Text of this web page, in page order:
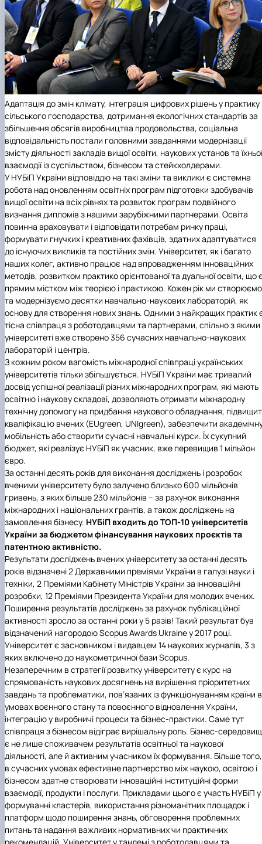
Адаптація до змін клімату, інтеграція цифрових рішень у практику
сільського господарства, дотримання екологічних стандартів за
збільшення обсягів виробництва продовольства, соціальна
відповідальність постали головними завданнями модернізації
змісту діяльності закладів вищої освіти, наукових установ та їхньої
взаємодії із суспільством, бізнесом та стейкхолдерами.
УНУБіП України відповіддю на такі зміни та виклики є системна
робота над оновленням освітніх програм підготовки здобувачів
вищої освіти на всіх рівнях та розвиток програм подвійного
визнання дипломів з нашими зарубіжними партнерами. Освіта
повинна враховувати і відповідати потребам ринку праці,
формувати гнучких і креативних фахівців, здатних адаптуватися
до існуючих викликів та постійних змін. Університет, як і багато
наших колег, активно працює над впровадженням інноваційних
методів, розвитком практико орієнтованої та дуальної освіти, що
прямим містком між теорією і практикою. Кожен рік ми створюємо
та модернізуємо десятки навчально-наукових лабораторій, як
основу для створення нових знань. Одними з найкращих практик
тісна співпраця з роботодавцями та партнерами, спільно з якими
університеті вже створено 356 сучасних навчально-наукових
лабораторій і центрів.
З кожним роком вагомість міжнародної співпраці українських
університетів тільки збільшується. НУБіП України має тривалий
досвід успішної реалізації різних міжнародних програм, які мають
освітню і наукову складові, дозволяють отримати міжнародну
технічну допомогу на придбання наукового обладнання,
кваліфікацію вчених (EUgreen, UNIgreen), забезпечити
мобільність або створити сучасні навчальні курси. Їх сукупний
бюджет, які реалізує НУБіП як учасник, вже перевищив 1 мільйон
євро.
За останні десять років для виконання досліджень і розробок
вченими університету було залучено близько 600 мільйонів
гривень, з яких більше 230 мільйонів – за рахунок виконання
міжнародних і національних грантів, а також досліджень на
замовлення бізнесу. НУБіП входить до ТОП-10 університетів
України за бюджетом фінансування наукових проєктів та
патентною активністю.
Результати досліджень вчених університету за останні десять
років відзначені 2 Державними преміями України в галузі науки і
техніки, 2 Преміями Кабінету Міністрів України за інноваційні
розробки, 12 Преміями Президента України для молодих вчених.
Поширення результатів досліджень за рахунок публікаційної
активності зросло за останні роки у 5 разів! Такий результат був
відзначений нагородою Scopus Awards Ukraine у 2017 році.
Університет є засновником і видавцем 14 наукових журналів, 3 з
яких включено до наукометричної бази Scopus.
Незаперечним в стратегії розвитку університету є курс на
спрямованість наукових досягнень на вирішення пріоритетних
завдань та проблематики, пов’язаних із функціонуванням країни в
умовах воєнного стану та повоєнного відновлення України,
інтеграцію у виробничі процеси та бізнес-практики. Саме тут
співпраця з бізнесом відіграє вирішальну роль. Бізнес-
є не лише споживачем результатів освітньої та наукової
діяльності, але й активним учасником їх формування. Більше того,
в сучасних умовах ефективне партнерство між наукою, освітою і
бізнесом здатне створювати інноваційні інституційні форми
взаємодії, продукти і послуги. Прикладами цього є участь НУБіП у
формуванні кластерів, використання різноманітних площадок і
платформ щодо поширення знань, обговорення проблемних
питань та надання важливих нормативних чи практичних